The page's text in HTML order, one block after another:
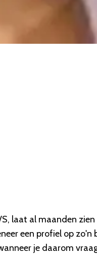
laat al maanden
een profiel op zo'n
je daarom